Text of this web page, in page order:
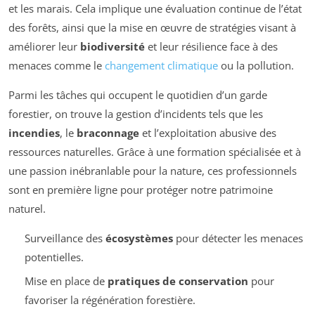
et les marais. Cela implique une évaluation continue de l’état
des forêts, ainsi que la mise en œuvre de stratégies visant à
améliorer leur biodiversité et leur résilience face à des
menaces comme le changement climatique ou la pollution.
Parmi les tâches qui occupent le quotidien d’un garde
forestier, on trouve la gestion d’incidents tels que les
incendies, le braconnage et l’exploitation abusive des
ressources naturelles. Grâce à une formation spécialisée et à
une passion inébranlable pour la nature, ces professionnels
sont en première ligne pour protéger notre patrimoine
naturel.
Surveillance des écosystèmespour détecter les menaces
potentielles.
Mise en place de pratiques de conservation pour
favoriser la régénération forestière.